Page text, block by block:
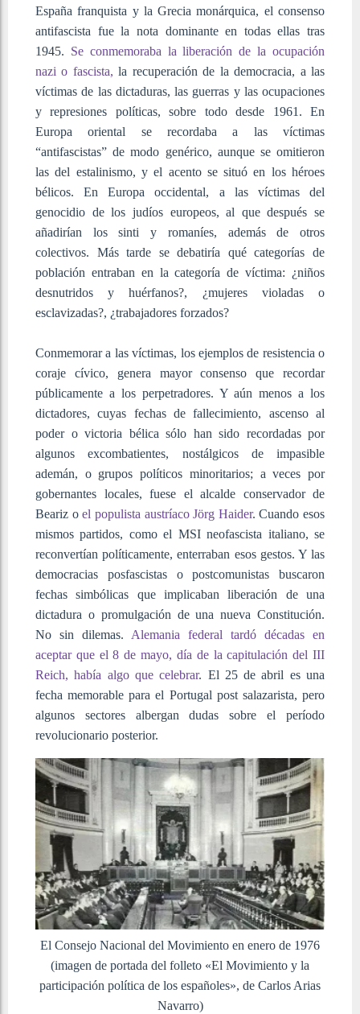
España franquista y la Grecia monárquica, el consenso
antifascista fue la nota dominante en todas ellas tras
1945. Se conmemoraba la liberación de la ocupación
nazi o fascista, la recuperación de la democracia, a las
víctimas de las dictaduras, las guerras y las ocupaciones
y represiones políticas, sobre todo desde 1961. En
Europa oriental se recordaba a las víctimas
“antifascistas” de modo genérico, aunque se omitieron
las del estalinismo, y el acento se situó en los héroes
bélicos. En Europa occidental, a las víctimas del
genocidio de los judíos europeos, al que después se
añadirían los sinti y romaníes, además de otros
colectivos. Más tarde se debatiría qué categorías de
población entraban en la categoría de víctima: ¿niños
desnutridos y huérfanos?, ¿mujeres violadas o
esclavizadas?, ¿trabajadores forzados?
Conmemorar a las víctimas, los ejemplos de resistencia o
coraje cívico, genera mayor consenso que recordar
públicamente a los perpetradores. Y aún menos a los
dictadores, cuyas fechas de fallecimiento, ascenso al
poder o victoria bélica sólo han sido recordadas por
algunos excombatientes, nostálgicos de impasible
ademán, o grupos políticos minoritarios; a veces por
gobernantes locales, fuese el alcalde conservador de
Beariz oel populista austríaco Jörg Haider. Cuando esos
mismos partidos, como el MSI neofascista italiano, se
reconvertían políticamente, enterraban esos gestos. Y las
democracias posfascistas o postcomunistas buscaron
fechas simbólicas que implicaban liberación de una
dictadura o promulgación de una nueva Constitución.
No sin dilemas. Alemania federal tardó décadas en
aceptar que el 8 de mayo, día de la capitulación del III
Reich, había algo que celebrar. El 25 de abril es una
fecha memorable para el Portugal post salazarista, pero
algunos sectores albergan dudas sobre el período
revolucionario posterior.
El Consejo Nacional del Movimiento en enero de 1976
(imagen de portada del folleto «El Movimiento y la
participación política de los españoles», de Carlos Arias
Navarro)